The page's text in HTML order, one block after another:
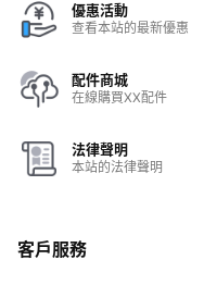
優惠活動
查看本站的最新優惠
配件商城
在線購買XX配件
法律聲明
本站的法律聲明
客戶服務